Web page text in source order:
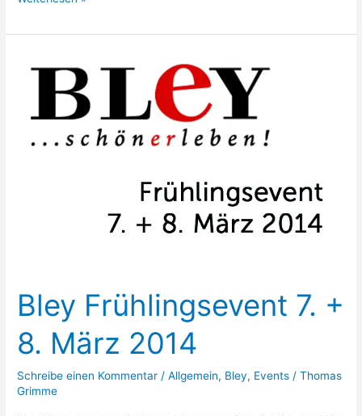
+
Bley Frühlingsevent 7. +
8. März 2014
Schreibe einen Kommentar /Allgemein, Bley, Events /Thomas
Grimme